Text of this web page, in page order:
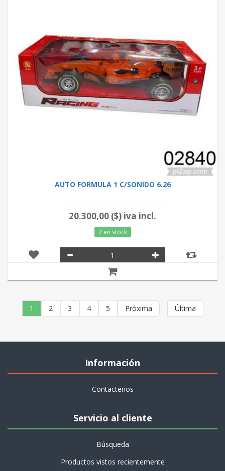
AUTO FORMULA 1 C/SONIDO 6.26
20.300,00 ($) iva incl.
2 en stock
1 2 3 4 5 Próxima Última
Información
Contactenos
Servicio al cliente
Búsqueda
Productos vistos recientemente